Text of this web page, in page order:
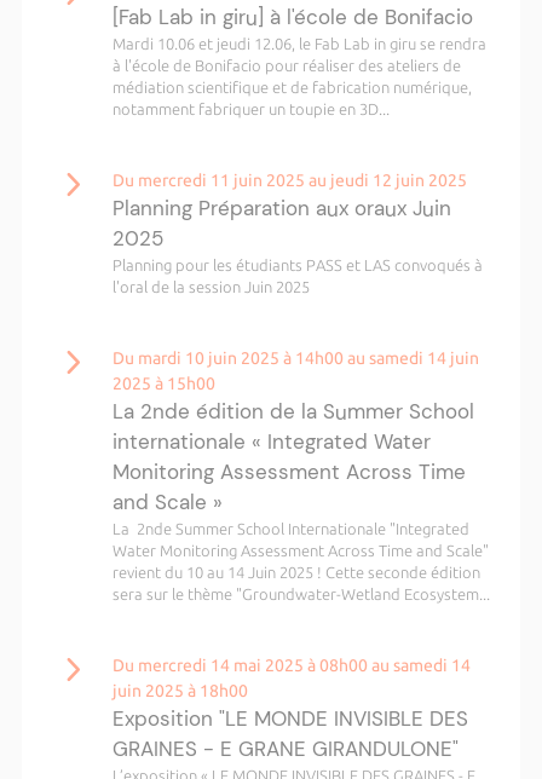
[Fab Lab in giru] à l'école de Bonifacio
Mardi 10.06 et jeudi 12.06, le Fab Lab in giru se rendra
à l'école de Bonifacio pour réaliser des ateliers de
médiation scientifique et de fabrication numérique,
notamment fabriquer un toupie en 3D...
Du mercredi 11 juin 2025 au jeudi 12 juin 2025
Planning Préparation aux oraux Juin
2025
Planning pour les étudiants PASS et LAS convoqués à
l'oral de la session Juin 2025
Du mardi 10 juin 2025 à 14h00 au samedi 14 juin
2025 à 15h00
La 2nde édition de la Summer School
internationale « Integrated Water
Monitoring Assessment Across Time
and Scale »
La 2nde Summer School Internationale "Integrated
Water Monitoring Assessment Across Time and Scale"
revient du 10 au 14 Juin 2025 ! Cette seconde édition
sera sur le thème "Groundwater-Wetland Ecosystem...
Du mercredi 14 mai 2025 à 08h00 au samedi 14
juin 2025 à 18h00
Exposition "LE MONDE INVISIBLE DES
GRAINES - E GRANE GIRANDULONE"
L’exposition « LE MONDE INVISIBLE DES GRAINES - E